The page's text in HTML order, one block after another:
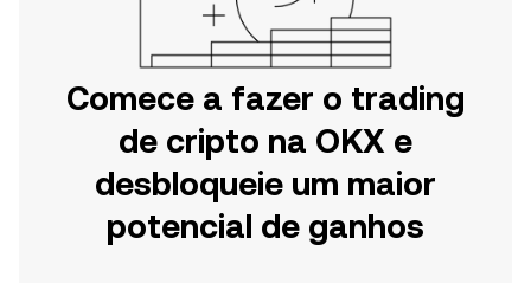
Comece a fazer o trading
de cripto na OKX e
desbloqueie um maior
potencial de ganhos